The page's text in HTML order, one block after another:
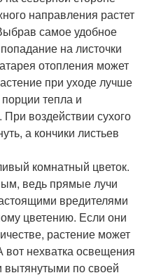
направления растет
самое удобное
на листочки
отопления может
при уходе лучше
тепла и
При воздействии сухого
а кончики листьев
комнатный цветок.
ведь прямые лучи
вредителями
цветению. Если они
растение может
вот нехватка освещения
вытянутыми по своей